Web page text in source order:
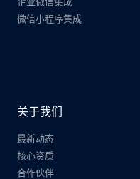
微信小程序集成
关于我们
最新动态
核心资质
合作伙伴